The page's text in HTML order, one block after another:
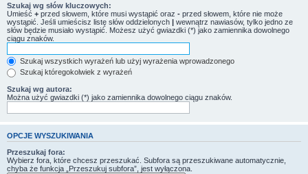
Szukaj wg słów kluczowych:
Umieść + przed słowem, które musi wystąpić oraz - przed słowem, które nie może
wystąpić. Jeśli umieścisz listę słów oddzielonych | wewnątrz nawiasów, tylko jedno ze
słów będzie musiało wystąpić. Możesz użyć gwiazdki (*) jako zamiennika dowolnego
ciągu znaków.
Szukaj wszystkich wyrażeń lub użyj wyrażenia wprowadzonego
Szukaj któregokolwiek z wyrażeń
Szukaj wg autora:
Można użyć gwiazdki (*) jako zamiennika dowolnego ciągu znaków.
OPCJE WYSZUKIWANIA
Przeszukaj fora:
Wybierz fora, które chcesz przeszukać. Subfora są przeszukiwane automatycznie,
chyba że funkcja „Przeszukuj subfora”, jest wyłączona.